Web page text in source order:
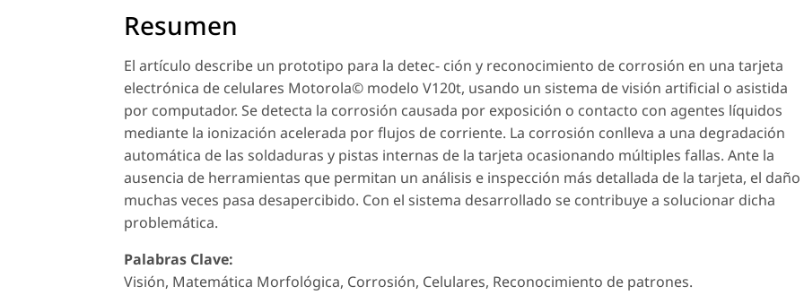
Resumen
El artículo describe un prototipo para la detec- ción y reconocimiento de corrosión en una tarjeta
electrónica de celulares Motorola© modelo V120t, usando un sistema de visión artificial o asistida
por computador. Se detecta la corrosión causada por exposición o contacto con agentes líquidos
mediante la ionización acelerada por flujos de corriente. La corrosión conlleva a una degradación
automática de las soldaduras y pistas internas de la tarjeta ocasionando múltiples fallas. Ante la
ausencia de herramientas que permitan un análisis e inspección más detallada de la tarjeta, el daño
muchas veces pasa desapercibido. Con el sistema desarrollado se contribuye a solucionar dicha
problemática.
Palabras Clave:
Visión, Matemática Morfológica, Corrosión, Celulares, Reconocimiento de patrones.